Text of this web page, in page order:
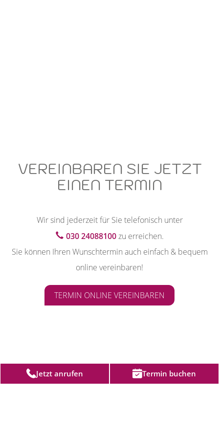
Jetzt anrufen Termin buchen
VEREINBAREN SIE JETZT
EINEN TERMIN
Wir sind jederzeit für Sie telefonisch unter
030 24088100zu erreichen.
Sie können Ihren Wunschtermin auch einfach & bequem
online vereinbaren!
TERMIN ONLINE VEREINBAREN